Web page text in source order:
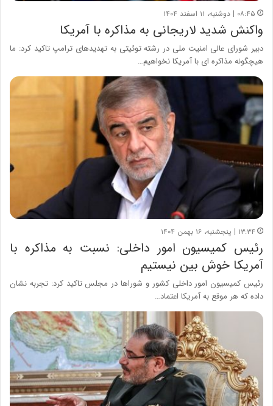
۰۸:۴۵ | دوشنبه، ۱۱ اسفند ۱۴۰۴
واکنش شدید لاریجانی به مذاکره با آمریکا
دبیر شورای عالی امنیت ملی در رشته توئیتی به تهدیدهای ترامپ تاکید کرد: ما
هیچگونه مذاکره ای با آمریکا نخواهیم…
۱۳:۳۴ | پنجشنبه، ۱۶ بهمن ۱۴۰۴
رئیس کمیسیون امور داخلی: نسبت به مذاکره با
آمریکا خوش بین نیستیم
رئیس کمیسیون امور داخلی کشور و شوراها در مجلس تاکید کرد: تجربه نشان
داده که هر موقع به آمریکا اعتماد…